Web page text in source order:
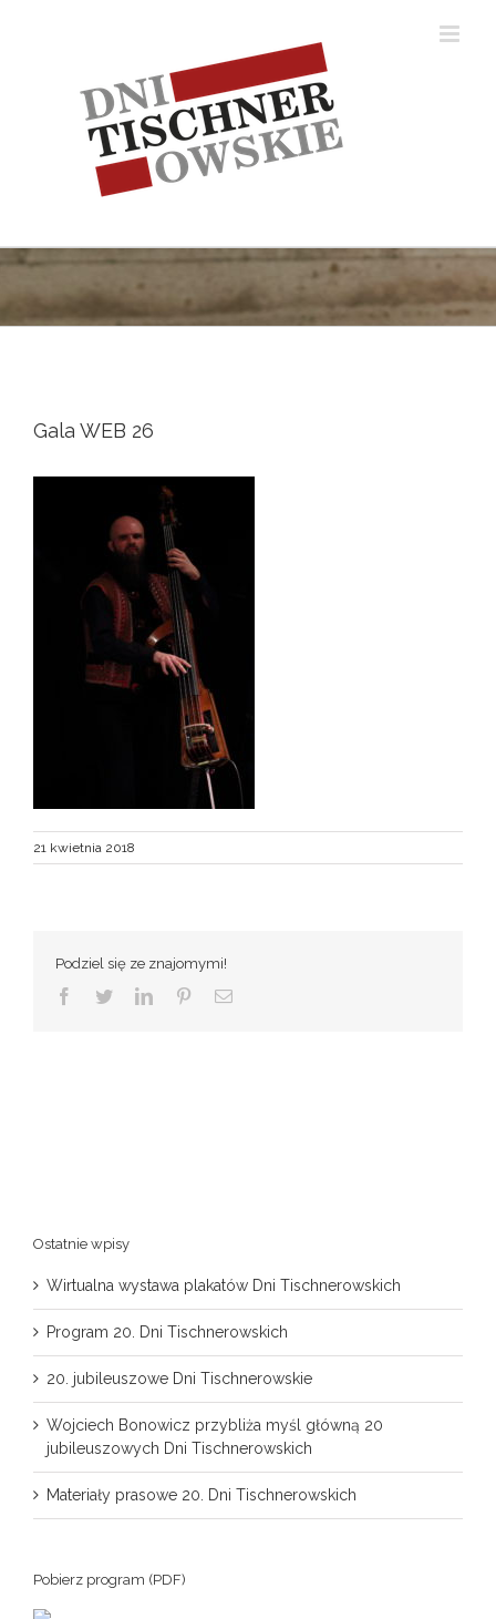
Gala WEB 26
21 kwietnia 2018
Podziel się ze znajomymi!
Facebook
TwitterLinkedInPinterestEmail
Ostatnie wpisy
Wirtualna wystawa plakatów Dni Tischnerowskich
Program 20. Dni Tischnerowskich
20. jubileuszowe Dni Tischnerowskie
Wojciech Bonowicz przybliża myśl główną 20
jubileuszowych Dni Tischnerowskich
Materiały prasowe 20. Dni Tischnerowskich
Pobierz program (PDF)